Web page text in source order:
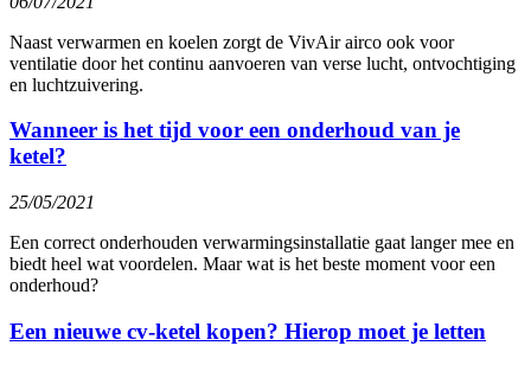
Naast verwarmen en koelen zorgt de VivAir airco ook voor
ventilatie door het continu aanvoeren van verse lucht, ontvochtiging
en luchtzuivering.
Wanneer is het tijd voor een onderhoud van je
ketel?
25/05/2021
Een correct onderhouden verwarmingsinstallatie gaat langer mee en
biedt heel wat voordelen. Maar wat is het beste moment voor een
onderhoud?
Een nieuwe cv-ketel kopen? Hierop moet je letten